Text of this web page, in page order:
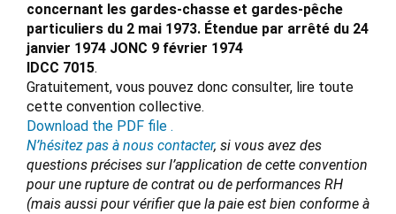
concernant les gardes-chasse et gardes-pêche
particuliers du 2 mai 1973. Étendue par arrêté du 24
janvier 1974 JONC 9 février 1974
IDCC 7015.
Gratuitement, vous pouvez donc consulter, lire toute
cette convention collective.
Download the PDF file .
N’hésitez pas à nous contacter, si vous avez des
questions précises sur l’application de cette convention
pour une rupture de contrat ou de performances RH
(mais aussi pour vérifier que la paie est bien conforme à